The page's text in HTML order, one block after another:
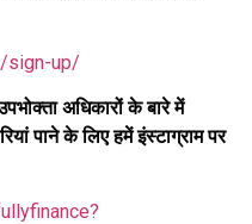
sign-up/
अधिकारों के बारे में
पाने के लिए हमें इंस्टाग्राम पर